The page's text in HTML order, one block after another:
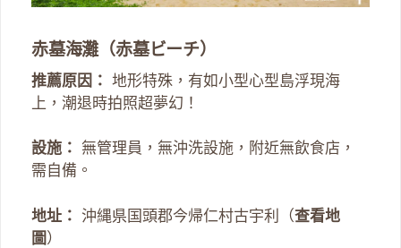
赤墓海灘（赤墓ビーチ）
推薦原因： 地形特殊，有如小型心型島浮現海
上，潮退時拍照超夢幻！
設施：
無管理員，無沖洗設施，附近無飲食店，
需自備。
地址： 沖縄県国頭郡今帰仁村古宇利（查看地
圖 ）